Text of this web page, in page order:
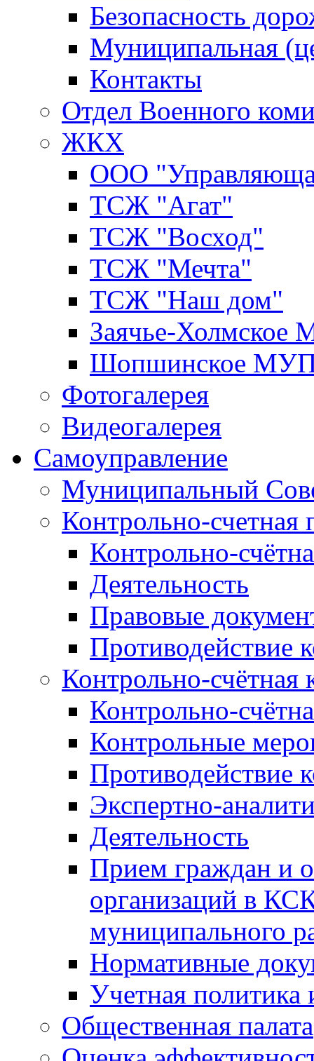
Безопасность
Муниципальная
Контакты
Отдел Военного
ЖКХ
ООО
ТСЖ "Агат"
ТСЖ "Восход"
ТСЖ "Мечта"
ТСЖ "Наш дом"
Заячье-
Шопшинское
Фотогалерея
Видеогалерея
Самоуправление
Муниципальный
Контрольно-счетная
Контрольно-
Деятельность
Правовые
Противодействие
Контрольно-счётная
Контрольно-
Контрольные
Противодействие
Экспертно-
Деятельность
Прием граждан и
организаций в
муниципального
Нормативные
Учетная политика
Общественная палата